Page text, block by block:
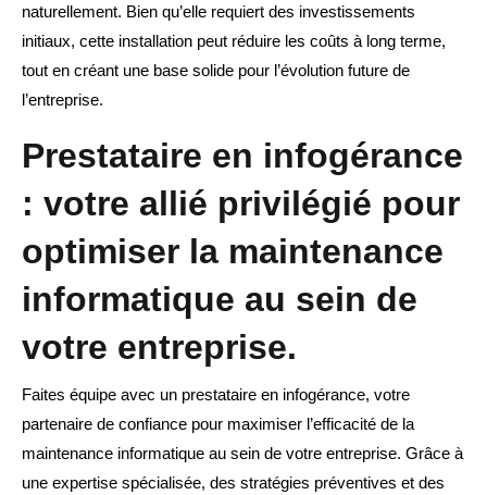
naturellement. Bien qu’elle requiert des investissements
initiaux, cette installation peut réduire les coûts à long terme,
tout en créant une base solide pour l’évolution future de
l’entreprise.
Prestataire en infogérance
: votre allié privilégié pour
optimiser la maintenance
informatique au sein de
votre entreprise.
Faites équipe avec un prestataire en infogérance, votre
partenaire de confiance pour maximiser l’efficacité de la
maintenance informatique au sein de votre entreprise. Grâce à
une expertise spécialisée, des stratégies préventives et des